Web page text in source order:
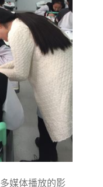
媒体播放的影